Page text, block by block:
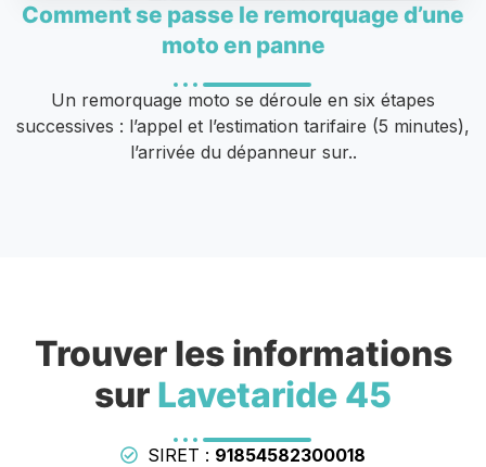
Comment se passe le remorquage d’une
moto en panne
Un remorquage moto se déroule en six étapes
successives : l’appel et l’estimation tarifaire (5 minutes),
l’arrivée du dépanneur sur..
Trouver les informations
sur Lavetaride 45
SIRET : 91854582300018